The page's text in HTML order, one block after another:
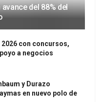
del 88% del
con concursos,
a negocios
y Durazo
en nuevo polo de